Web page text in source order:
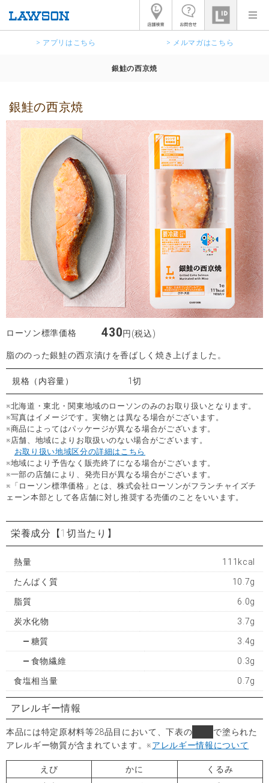
> アプリはこちら > メルマガはこちら
銀鮭の西京焼
銀鮭の西京焼
ローソン標準価格 430円(税込)
脂ののった銀鮭の西京漬けを香ばしく焼き上げました。
規格（内容量） 1切
※北海道・東北・関東地域のローソンのみのお取り扱いとなります。
※写真はイメージです。実物とは異なる場合がございます。
※商品によってはパッケージが異なる場合がございます。
※店舗、地域によりお取扱いのない場合がございます。
お取り扱い地域区分の詳細はこちら
※地域により予告なく販売終了になる場合がございます。
※一部の店舗により、発売日が異なる場合がございます。
※「ローソン標準価格」とは、株式会社ローソンがフランチャイズチ
ェーン本部として各店舗に対し推奨する売価のことをいいます。
栄養成分 【1切当たり】
熱量 111kcal
たんぱく質 10.7g
脂質 6.0g
炭水化物 3.7g
糖質 3.4g
食物繊維 0.3g
食塩相当量 0.7g
アレルギー情報
本品には特定原材料等28品目において、下表の
で塗られた
アレルギー物質が含まれています。※アレルギー情報について
えび かに
くるみ